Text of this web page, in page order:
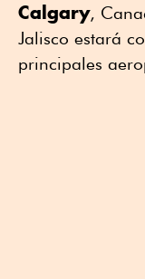
Calgary,
Jalisco estará
principales